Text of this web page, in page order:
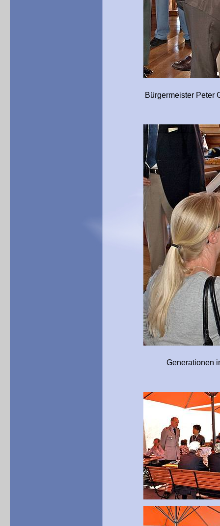
Bürgermeister Peter Grab
Generationen im